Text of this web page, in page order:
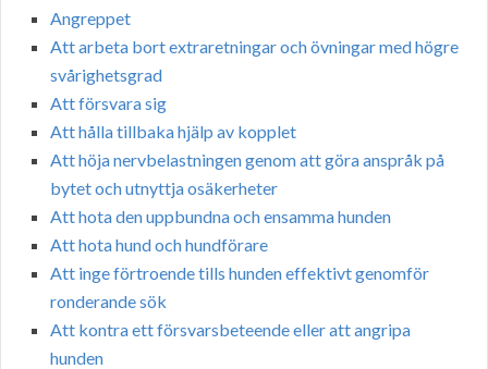
Angreppet
Att arbeta bort extraretningar och övningar med högre
svårighetsgrad
Att försvara sig
Att hålla tillbaka hjälp av kopplet
Att höja nervbelastningen genom att göra anspråk på
bytet och utnyttja osäkerheter
Att hota den uppbundna och ensamma hunden
Att hota hund och hundförare
Att inge förtroende tills hunden effektivt genomför
ronderande sök
Att kontra ett försvarsbeteende eller att angripa
hunden